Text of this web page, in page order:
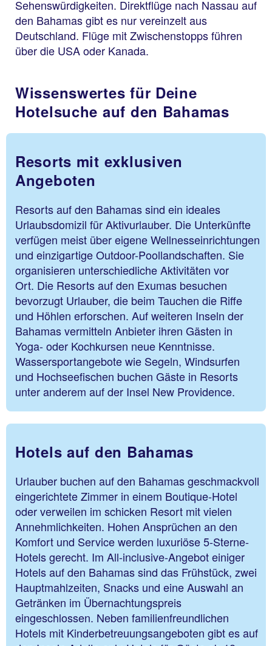
Sehenswürdigkeiten. Direktflüge nach Nassau auf
den Bahamas gibt es nur vereinzelt aus
Deutschland. Flüge mit Zwischenstopps führen
über die USA oder Kanada.
Wissenswertes für Deine
Hotelsuche auf den Bahamas
Resorts mit exklusiven
Angeboten
Resorts auf den Bahamas sind ein ideales
Urlaubsdomizil für Aktivurlauber. Die Unterkünfte
verfügen meist über eigene Wellnesseinrichtungen
und einzigartige Outdoor-Poollandschaften. Sie
organisieren unterschiedliche Aktivitäten vor
Ort. Die Resorts auf den Exumas besuchen
bevorzugt Urlauber, die beim Tauchen die Riffe
und Höhlen erforschen. Auf weiteren Inseln der
Bahamas vermitteln Anbieter ihren Gästen in
Yoga- oder Kochkursen neue Kenntnisse.
Wassersportangebote wie Segeln, Windsurfen
und Hochseefischen buchen Gäste in Resorts
unter anderem auf der Insel New Providence.
Hotels auf den Bahamas
Urlauber buchen auf den Bahamas geschmackvoll
eingerichtete Zimmer in einem Boutique-Hotel
oder verweilen im schicken Resort mit vielen
Annehmlichkeiten. Hohen Ansprüchen an den
Komfort und Service werden luxuriöse 5-Sterne-
Hotels gerecht. Im All-inclusive-Angebot einiger
Hotels auf den Bahamas sind das Frühstück, zwei
Hauptmahlzeiten, Snacks und eine Auswahl an
Getränken im Übernachtungspreis
eingeschlossen. Neben familienfreundlichen
Hotels mit Kinderbetreuungsangeboten gibt es auf